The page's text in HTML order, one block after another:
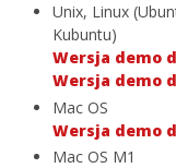
Unix, Linux
Kubuntu)
Wersja demo
Wersja demo
Mac OS
Wersja demo
Mac OS M1